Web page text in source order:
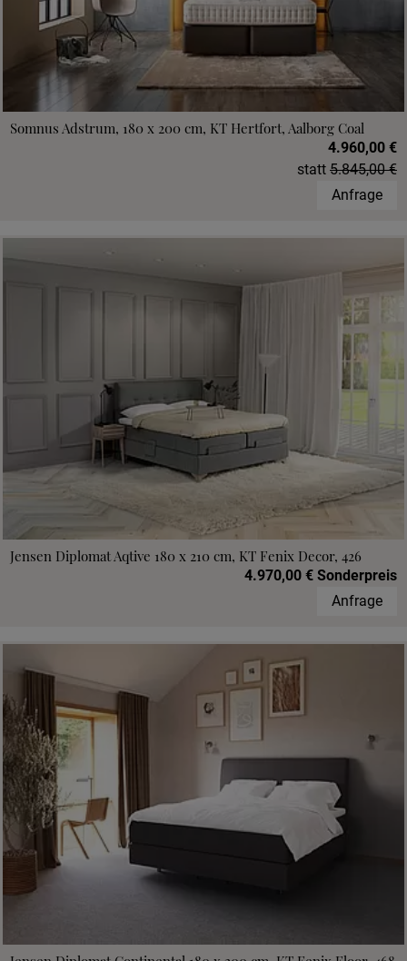
Somnus Adstrum, 180 x 200 cm, KT Hertfort, Aalborg Coal
4.960,00 €
statt 5.845,00 €
Anfrage
Jensen Diplomat Aqtive 180 x 210 cm, KT Fenix Decor, 426
4.970,00 € Sonderpreis
Anfrage